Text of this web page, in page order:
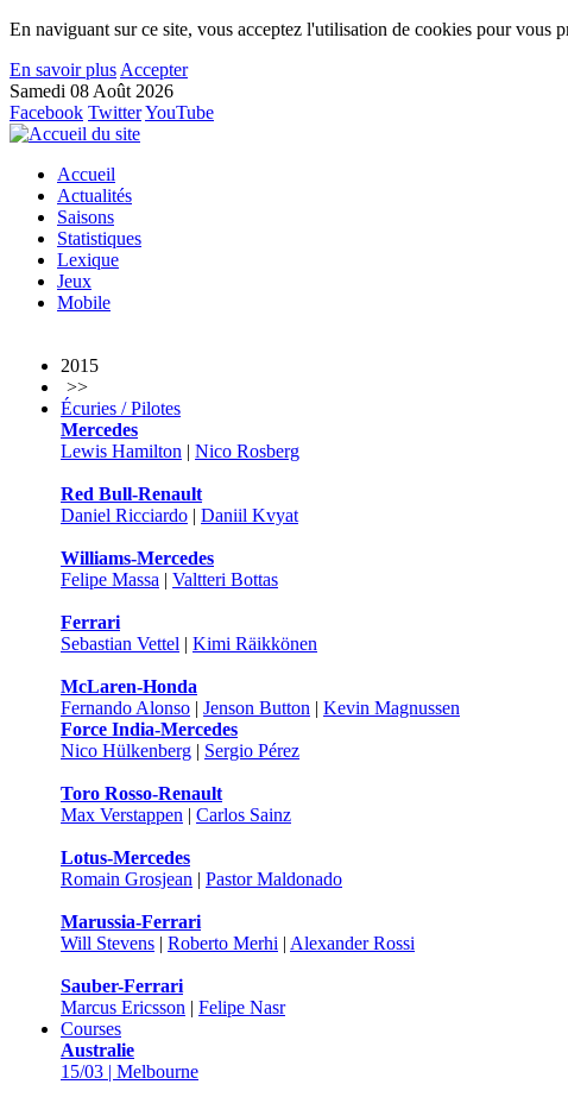
En naviguant sur ce site, vous acceptez l'utilisation de cookies pour vous
En savoir plus Accepter
Samedi 08 Août 2026
Facebook TwitterYouTube
Accueil
Actualités
Saisons
Statistiques
Lexique
Jeux
Mobile
2015
>>
Écuries / Pilotes
Mercedes
Lewis Hamilton | Nico Rosberg
Red Bull-Renault
Daniel Ricciardo | Daniil Kvyat
Williams-Mercedes
Felipe Massa | Valtteri Bottas
Ferrari
Sebastian Vettel | Kimi Räikkönen
McLaren-Honda
Fernando Alonso | Jenson Button | Kevin Magnussen
Force India-Mercedes
Nico Hülkenberg | Sergio Pérez
Toro Rosso-Renault
Max Verstappen | Carlos Sainz
Lotus-Mercedes
Romain Grosjean | Pastor Maldonado
Marussia-Ferrari
Will Stevens | Roberto Merhi | Alexander Rossi
Sauber-Ferrari
Marcus Ericsson | Felipe Nasr
Courses
Australie
15/03 | Melbourne